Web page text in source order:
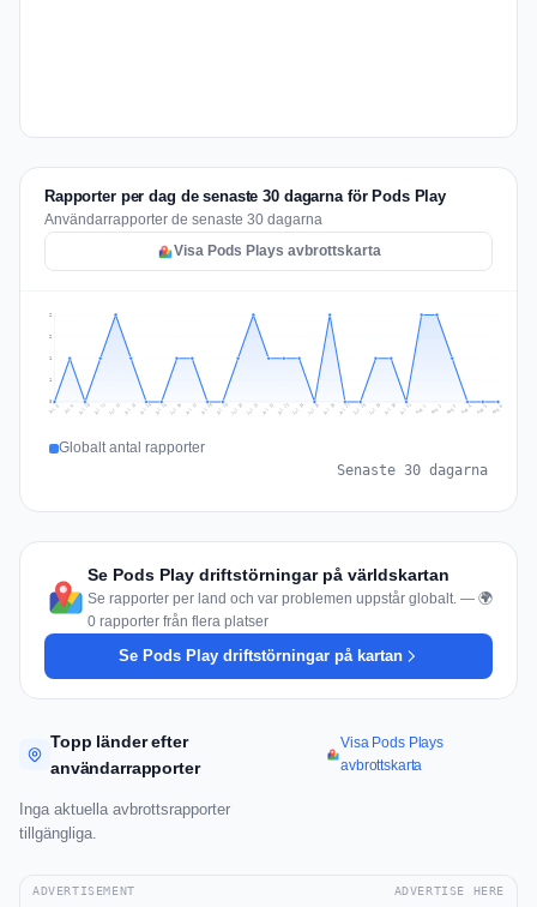
Rapporter per dag de senaste 30 dagarna för Pods Play
Användarrapporter de senaste 30 dagarna
Visa Pods Plays avbrottskarta
1
1
2
2
Jul 8 Jul 9 Jul 10 Jul 11 Jul 12 Jul 13 Jul 14 Jul 15 Jul 16 Jul 17 Jul 18 Jul 19 Jul 20 Jul 21 Jul 22 Jul 23 Jul 24 Jul 25 Jul 26 Jul 27 Jul 28 Jul 29 Jul 30 Jul 31 Aug 1 Aug 2 Aug 3 Aug 4 Aug 5 Aug 6
Globalt antal rapporter
Senaste 30 dagarna
Se Pods Play driftstörningar på världskartan
Se rapporter per land och var problemen uppstår globalt. — 🌍
0 rapporter från flera platser
Se Pods Play driftstörningar på kartan
Topp länder efter
användarrapporter
Visa Pods Plays
avbrottskarta
Inga aktuella avbrottsrapporter
tillgängliga.
ADVERTISEMENT ADVERTISE HERE